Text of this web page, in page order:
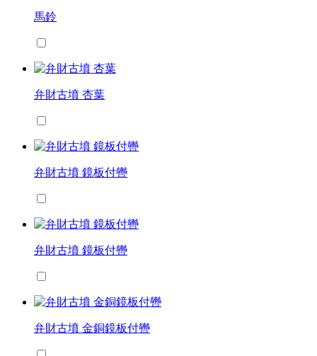
馬鈴
弁財古墳 杏葉
弁財古墳 鏡板付轡
弁財古墳 鏡板付轡
弁財古墳 金銅鏡板付轡